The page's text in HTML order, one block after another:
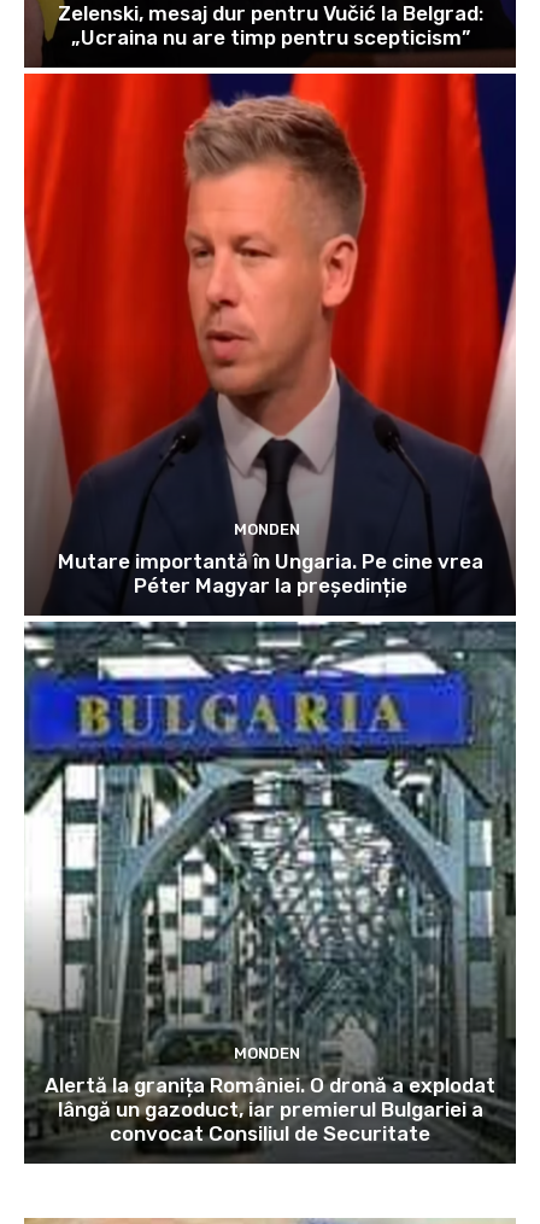
Zelenski, mesaj dur pentru Vučić la Belgrad:
„Ucraina nu are timp pentru scepticism”
MONDEN
Mutare importantă în Ungaria. Pe cine vrea
Péter Magyar la președinție
MONDEN
Alertă la granița României. O dronă a explodat
lângă un gazoduct, iar premierul Bulgariei a
convocat Consiliul de Securitate